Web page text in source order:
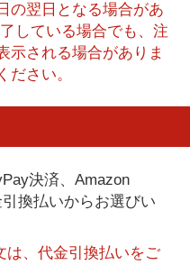
の翌日となる場合があ
している場合でも、注
示される場合がありま
ださい。
決済、Amazon
換払いからお選びい
、代金引換払いをご